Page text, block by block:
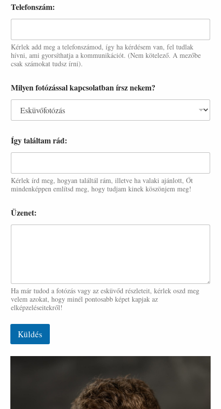
Telefonszám:
Kérlek add meg a telefonszámod, így ha kérdésem van, fel tudlak
hívni, ami gyorsíthatja a kommunikációt. (Nem kötelező. A mezőbe
csak számokat tudsz írni).
Milyen fotózással kapcsolatban írsz nekem?
Így találtam rád:
Kérlek írd meg, hogyan találtál rám, illetve ha valaki ajánlott, Őt
mindenképpen említsd meg, hogy tudjam kinek köszönjem meg!
Üzenet:
Ha már tudod a fotózás vagy az esküvőd részleteit, kérlek oszd meg
velem azokat, hogy minél pontosabb képet kapjak az
elképzeléseitekről!
Küldés